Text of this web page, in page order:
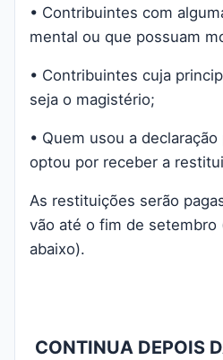
• Contribuintes com
mental ou que possuam
• Contribuintes cuja
seja o magistério;
• Quem usou a
optou por receber a
As restituições serão
vão até o fim de setembro
abaixo).
CONTINUA DEPOIS